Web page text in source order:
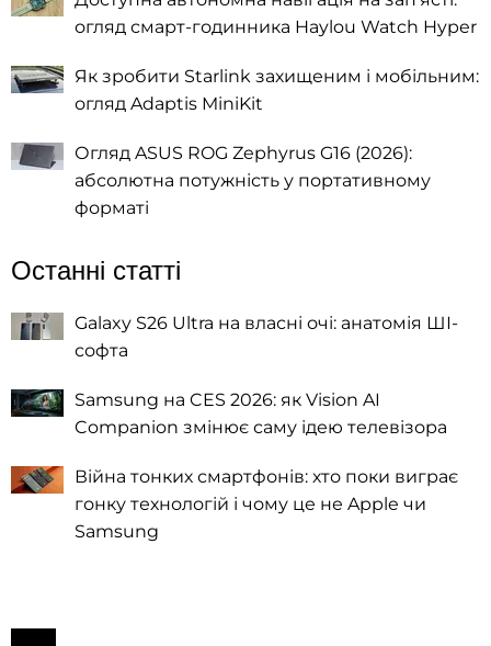
огляд смарт-годинника Haylou Watch Hyper
Як зробити Starlink захищеним і мобільним:
огляд Adaptis MiniKit
Огляд ASUS ROG Zephyrus G16 (2026):
абсолютна потужність у портативному
форматі
Останні статті
Galaxy S26 Ultra на власні очі: анатомія ШІ-
софта
Samsung на CES 2026: як Vision AI
Companion змінює саму ідею телевізора
Війна тонких смартфонів: хто поки виграє
гонку технологій і чому це не Apple чи
Samsung